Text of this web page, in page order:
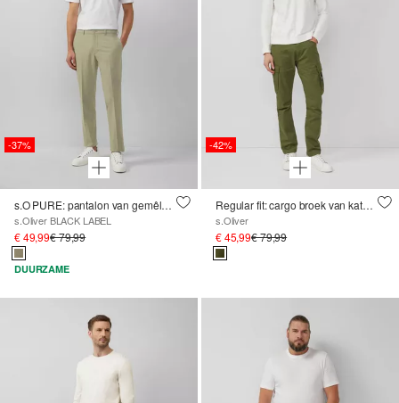
-37%
s.O PURE: pantalon van gemêleerd elastisch materiaal
s.Oliver BLACK LABEL
€ 49,99€ 79,99
DUURZAME
-42%
Regular fit: cargo broek van katoenmix met rechte pijp
s.Oliver
€ 45,99€ 79,99